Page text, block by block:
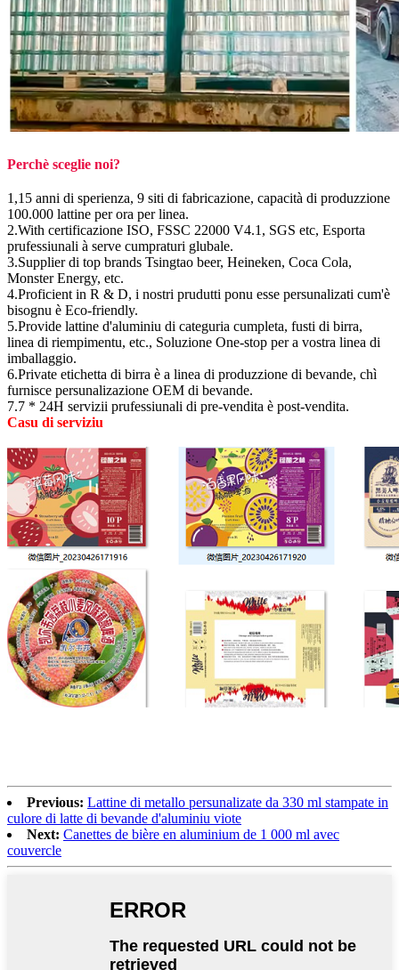
Perchè sceglie noi?
1,15 anni di sperienza, 9 siti di fabricazione, capacità di produzzione
100.000 lattine per ora per linea.
2.With certificazione ISO, FSSC 22000 V4.1, SGS etc, Esporta
prufessiunali à serve cumpraturi glubale.
3.Supplier di top brands Tsingtao beer, Heineken, Coca Cola,
Monster Energy, etc.
4.Proficient in R & D, i nostri prudutti ponu esse persunalizati cum'è
bisognu è Eco-friendly.
5.Provide lattine d'aluminiu di categuria cumpleta, fusti di birra,
linea di riempimentu, etc., Soluzione One-stop per a vostra linea di
imballaggio.
6.Private etichetta di birra è a linea di produzzione di bevande, chì
furnisce persunalizazione OEM di bevande.
7.7 * 24H servizii prufessiunali di pre-vendita è post-vendita.
Casu di serviziu
Previous: Lattine di metallo persunalizate da 330 ml stampate in
culore di latte di bevande d'aluminiu viote
Next: Canettes de bière en aluminium de 1 000 ml avec
couvercle